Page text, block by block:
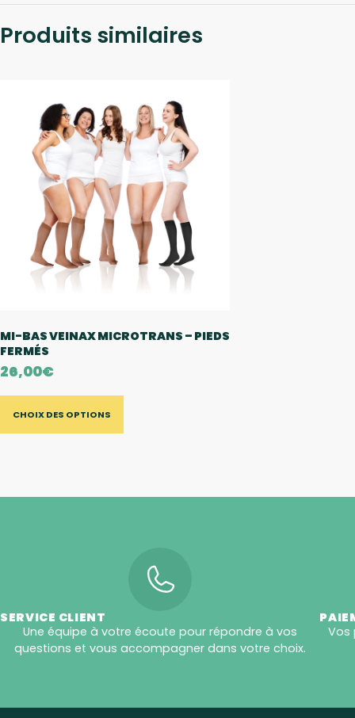
Produits similaires
MI-BAS VEINAX MICROTRANS – PIEDS
FERMÉS
26,00€
CHOIX DES OPTIONS
Vos
SERVICE CLIENT
Une équipe à votre écoute pour répondre à vos
questions et vous accompagner dans votre choix.